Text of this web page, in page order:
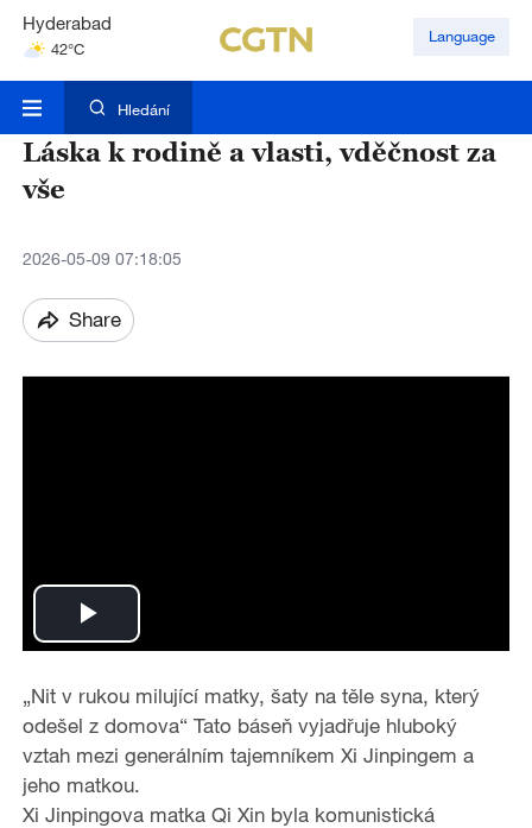
Hyderabad
42°C
Mumbai
Language
Hledání
Láska k rodině a vlasti, vděčnost za
vše
2026-05-09 07:18:05
Share
P
l
a
y
„Nit v rukou milující matky, šaty na těle syna, který
odešel z domova“ Tato báseň vyjadřuje hluboký
vztah mezi generálním tajemníkem Xi Jinpingem a
jeho matkou.
Xi Jinpingova matka Qi Xin byla komunistická